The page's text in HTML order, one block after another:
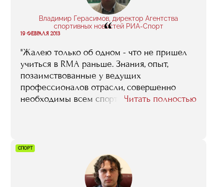
Владимир Герасимов, директор Агентства
спортивных новостей РИА-Спорт
“
19 ФЕВРАЛЯ 2013
"Жалею только об одном - что не пришел
учиться в RMA раньше. Знания, опыт,
позаимствованные у ведущих
профессионалов отрасли, совершенно
необходимы всем спортивнымЧитать полностью
СПОРТ